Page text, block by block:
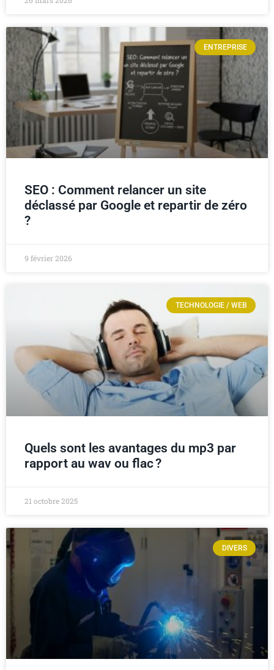
ENTREPRISE
SEO : Comment relancer un site
déclassé par Google et repartir de zéro
?
9 février 2026
TECHNOLOGIE / WEB
Quels sont les avantages du mp3 par
rapport au wav ou flac ?
21 octobre 2025
DIVERS